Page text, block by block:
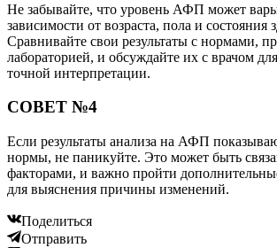
Не забывайте, что уровень АФП может
зависимости от возраста, пола и состояния
Сравнивайте свои результаты с нормами,
лабораторией, и обсуждайте их с врачом
точной интерпретации.
СОВЕТ №4
Если результаты анализа на АФП
нормы, не паникуйте. Это может быть
факторами, и важно пройти
для выяснения причины изменений.
Поделиться
Отправить